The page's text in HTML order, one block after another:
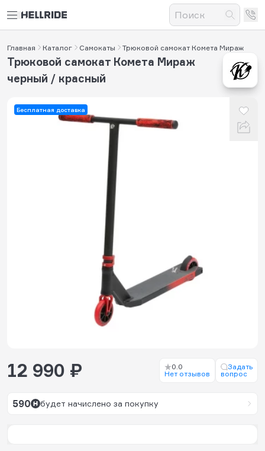
Главная Каталог Самокаты Трюковой самокат Комета Мираж
Бесплатная доставка
Трюковой самокат Комета Мираж
черный / красный
12 990 ₽
0.0
Нет отзывов
Задать
вопрос
590 будет начислено за покупку